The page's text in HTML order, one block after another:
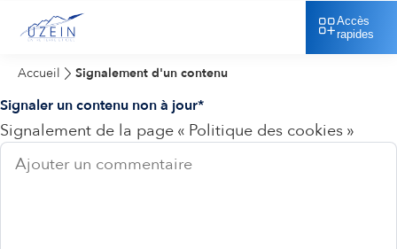
Accès
rapides
Accueil Signalement d'un contenu
Signaler un contenu non à jour
Signalement de la page « Politique des cookies »